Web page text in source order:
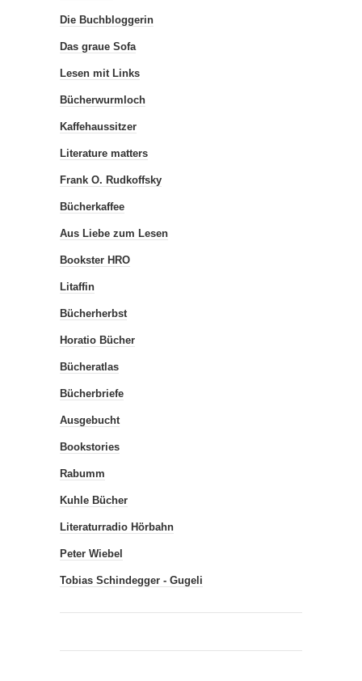
Die Buchbloggerin
Das graue Sofa
Lesen mit Links
Bücherwurmloch
Kaffehaussitzer
Literature matters
Frank O. Rudkoffsky
Bücherkaffee
Aus Liebe zum Lesen
Bookster HRO
Litaffin
Bücherherbst
Horatio Bücher
Bücheratlas
Bücherbriefe
Ausgebucht
Bookstories
Rabumm
Kuhle Bücher
Literaturradio Hörbahn
Peter Wiebel
Tobias Schindegger - Gugeli